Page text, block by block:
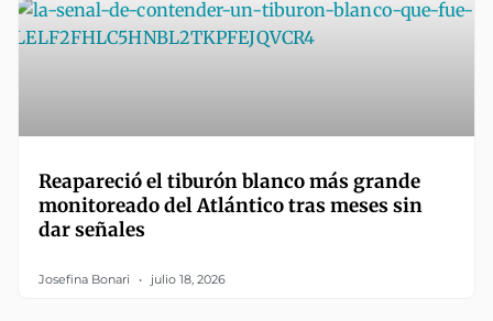
Reapareció el tiburón blanco más grande
monitoreado del Atlántico tras meses sin
dar señales
Josefina Bonari julio 18, 2026